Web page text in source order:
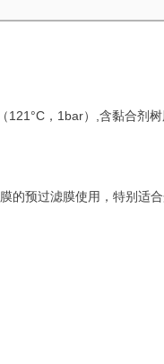
，1bar）,含黏合剂
的预过滤膜使用，特别适